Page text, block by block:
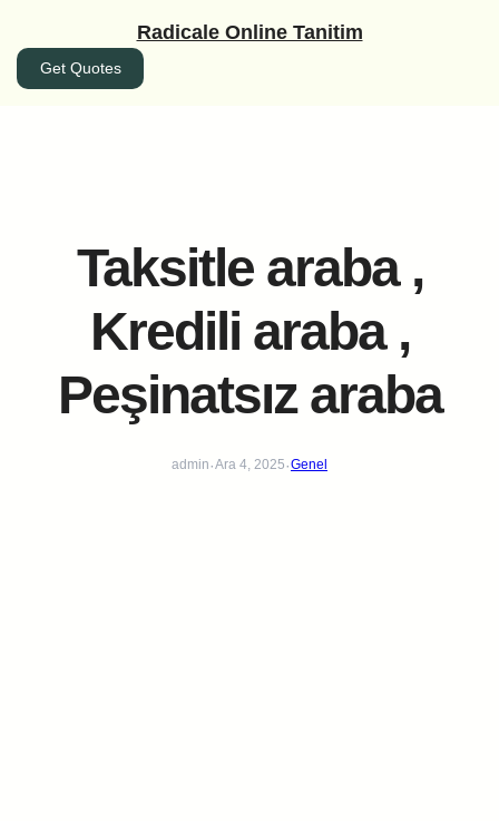
Radicale Online Tanitim
Get Quotes
Taksitle araba ,
Kredili araba ,
Peşinatsız araba
admin·Ara 4, 2025·Genel